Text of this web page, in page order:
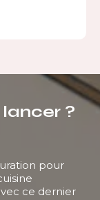
?
pour
ce dernier